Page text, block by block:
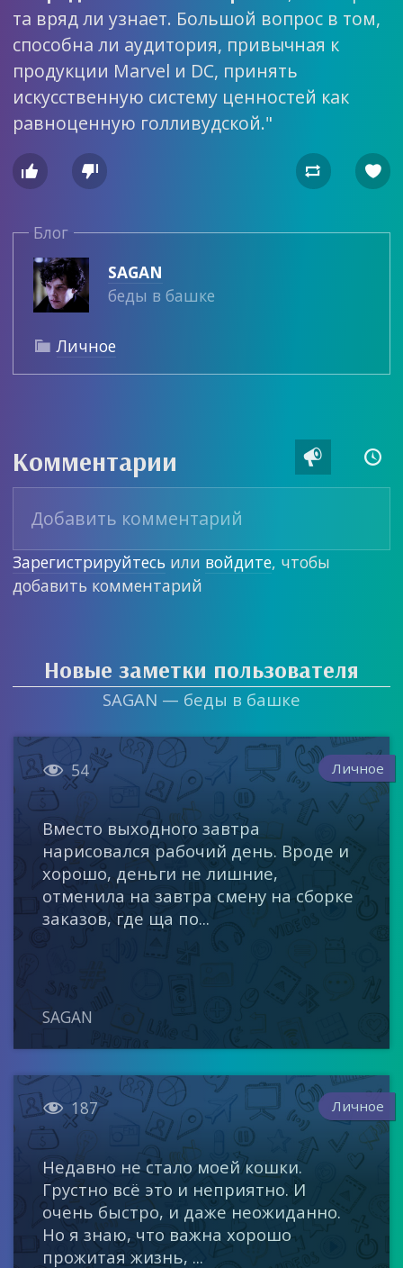
та вряд ли узнает. Большой вопрос в том,
способна ли аудитория, привычная к
продукции Marvel и DC, принять
искусственную систему ценностей как
равноценную голливудской."
   
Блог
SAGAN
беды в башке
 Личное
Комментарии  
Зарегистрируйтесь или войдите, чтобы
добавить комментарий
Новые заметки пользователя
SAGAN — беды в башке
 54 Личное
Вместо выходного завтра
нарисовался рабочий день. Вроде и
хорошо, деньги не лишние,
отменила на завтра смену на сборке
заказов, где ща по...
SAGAN
 187 Личное
Недавно не стало моей кошки.
Грустно всё это и неприятно. И
очень быстро, и даже неожиданно.
Но я знаю, что важна хорошо
прожитая жизнь, ...